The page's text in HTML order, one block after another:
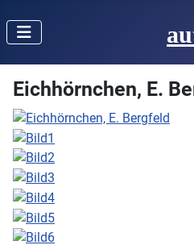
Eichhörnchen, E.